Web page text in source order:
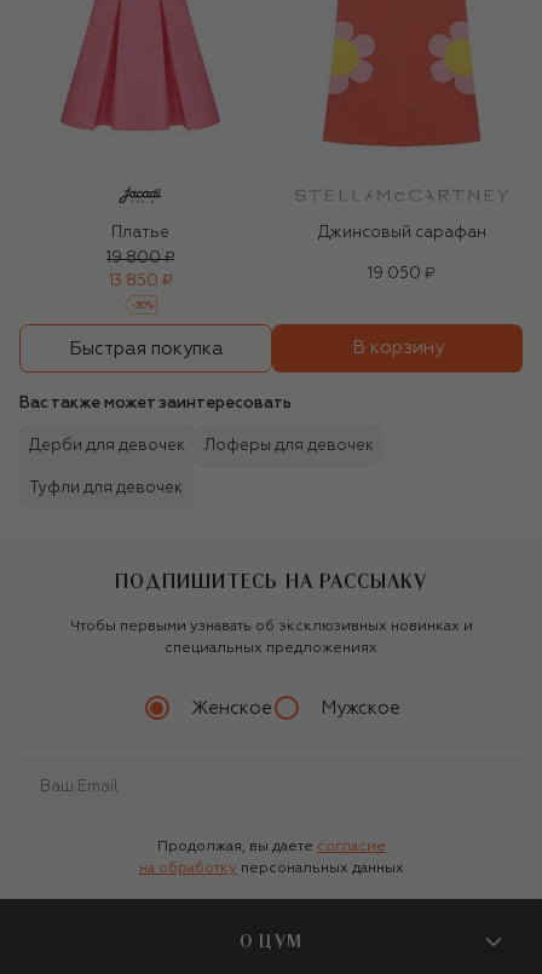
Платье
19 800 ₽
13 850 ₽
-30%
Джинсовый сарафан
19 050 ₽
Быстрая покупка В корзину
Вас также может заинтересовать
Дерби для девочек Лоферы для девочек
Туфли для девочек
ПОДПИШИТЕСЬ НА РАССЫЛКУ
Чтобы первыми узнавать об эксклюзивных новинках и
специальных предложениях
Женское Мужское
Продолжая, вы даете согласие
на обработку персональных данных
О ЦУМ